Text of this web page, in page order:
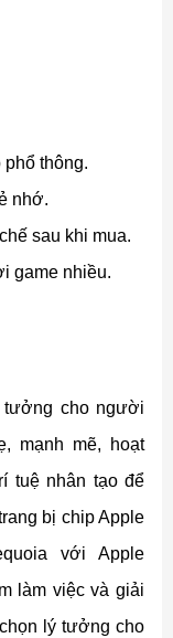
thông.
nhớ.
sau khi mua.
game nhiều.
cho người
mạnh mẽ, hoạt
tuệ nhân tạo để
bị chip Apple
với Apple
làm việc và giải
lý tưởng cho